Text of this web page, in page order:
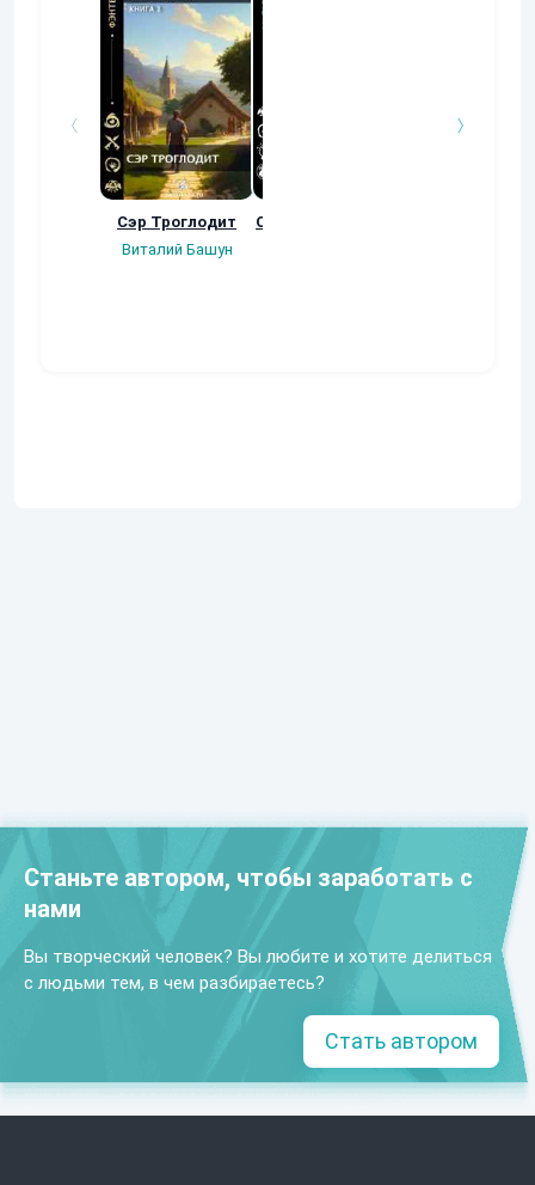
Сэр Троглодит
Виталий Башун
Осколки прошлого
Станьте автором, чтобы заработать с
нами
Вы творческий человек? Вы любите и хотите делиться
с людьми тем, в чем разбираетесь?
Стать автором